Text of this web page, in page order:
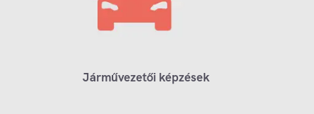
Járművezetői képzések